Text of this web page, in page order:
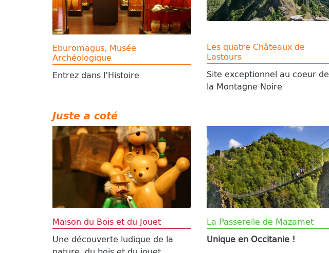
Eburomagus, Musée
Archéologique
Entrez dans l’Histoire
Les quatre Châteaux de
Lastours
Site exceptionnel au coeur de
la Montagne Noire
Juste a coté
Maison du Bois et du Jouet
Une découverte ludique de la
La Passerelle de Mazamet
Unique en Occitanie !